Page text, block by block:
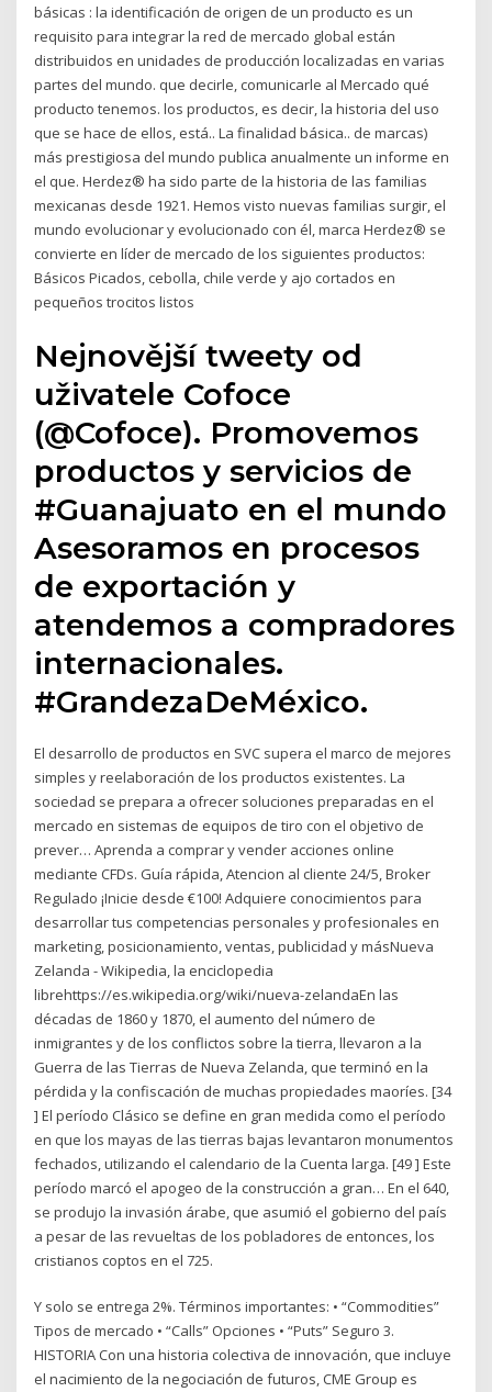
básicas : la identificación de origen de un producto es un
requisito para integrar la red de mercado global están
distribuidos en unidades de producción localizadas en varias
partes del mundo. que decirle, comunicarle al Mercado qué
producto tenemos. los productos, es decir, la historia del uso
que se hace de ellos, está.. La finalidad básica.. de marcas)
más prestigiosa del mundo publica anualmente un informe en
el que. Herdez® ha sido parte de la historia de las familias
mexicanas desde 1921. Hemos visto nuevas familias surgir, el
mundo evolucionar y evolucionado con él, marca Herdez® se
convierte en líder de mercado de los siguientes productos:
Básicos Picados, cebolla, chile verde y ajo cortados en
pequeños trocitos listos
Nejnovější tweety od
uživatele Cofoce
(@Cofoce). Promovemos
productos y servicios de
#Guanajuato en el mundo
Asesoramos en procesos
de exportación y
atendemos a compradores
internacionales.
#GrandezaDeMéxico.
El desarrollo de productos en SVC supera el marco de mejores
simples y reelaboración de los productos existentes. La
sociedad se prepara a ofrecer soluciones preparadas en el
mercado en sistemas de equipos de tiro con el objetivo de
prever… Aprenda a comprar y vender acciones online
mediante CFDs. Guía rápida, Atencion al cliente 24/5, Broker
Regulado ¡Inicie desde €100! Adquiere conocimientos para
desarrollar tus competencias personales y profesionales en
marketing, posicionamiento, ventas, publicidad y másNueva
Zelanda - Wikipedia, la enciclopedia
librehttps://es.wikipedia.org/wiki/nueva-zelandaEn las
décadas de 1860 y 1870, el aumento del número de
inmigrantes y de los conflictos sobre la tierra, llevaron a la
Guerra de las Tierras de Nueva Zelanda, que terminó en la
pérdida y la confiscación de muchas propiedades maoríes. [34
] El período Clásico se define en gran medida como el período
en que los mayas de las tierras bajas levantaron monumentos
fechados, utilizando el calendario de la Cuenta larga. [49 ] Este
período marcó el apogeo de la construcción a gran… En el 640,
se produjo la invasión árabe, que asumió el gobierno del país
a pesar de las revueltas de los pobladores de entonces, los
cristianos coptos en el 725.
Y solo se entrega 2%. Términos importantes: • “Commodities”
Tipos de mercado • “Calls” Opciones • “Puts” Seguro 3.
HISTORIA Con una historia colectiva de innovación, que incluye
el nacimiento de la negociación de futuros, CME Group es